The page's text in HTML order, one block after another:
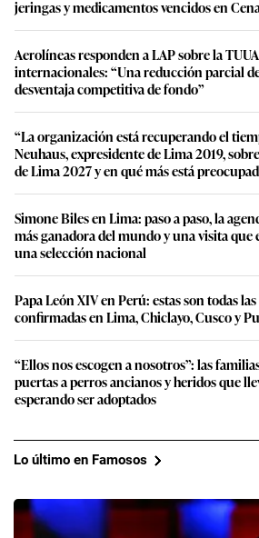
jeringas y medicamentos vencidos en
Aerolíneas responden a LAP sobre la
internacionales: “Una reducción parcial
desventaja competitiva de fondo”
“La organización está recuperando el
Neuhaus, expresidente de Lima 2019,
de Lima 2027 y en qué más está
Simone Biles en Lima: paso a paso, la
más ganadora del mundo y una visita que
una selección nacional
Papa León XIV en Perú: estas son todas
confirmadas en Lima, Chiclayo, Cusco y
“Ellos nos escogen a nosotros”: las
puertas a perros ancianos y heridos que
esperando ser adoptados
Lo último en Famosos